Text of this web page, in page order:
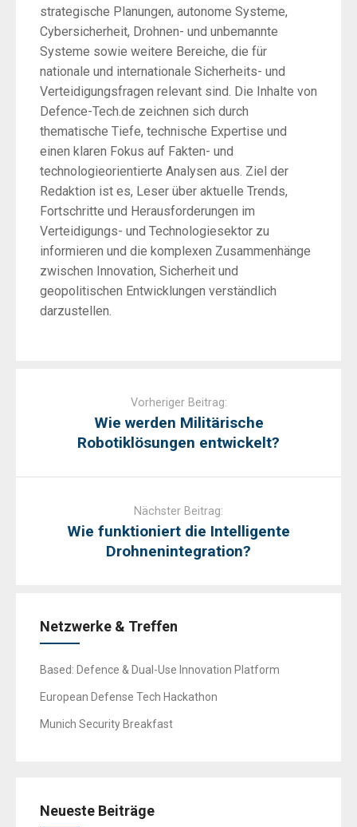
strategische Planungen, autonome Systeme,
Cybersicherheit, Drohnen- und unbemannte
Systeme sowie weitere Bereiche, die für
nationale und internationale Sicherheits- und
Verteidigungsfragen relevant sind. Die Inhalte von
Defence-Tech.de zeichnen sich durch
thematische Tiefe, technische Expertise und
einen klaren Fokus auf Fakten- und
technologieorientierte Analysen aus. Ziel der
Redaktion ist es, Leser über aktuelle Trends,
Fortschritte und Herausforderungen im
Verteidigungs- und Technologiesektor zu
informieren und die komplexen Zusammenhänge
zwischen Innovation, Sicherheit und
geopolitischen Entwicklungen verständlich
darzustellen.
Vorheriger Beitrag:
Wie werden Militärische
Robotiklösungen entwickelt?
Nächster Beitrag:
Wie funktioniert die Intelligente
Drohnenintegration?
Netzwerke & Treffen
Based: Defence & Dual-Use Innovation Platform
European Defense Tech Hackathon
Munich Security Breakfast
Neueste Beiträge